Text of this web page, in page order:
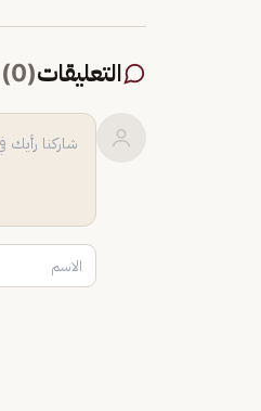
التعليقات(
0
)